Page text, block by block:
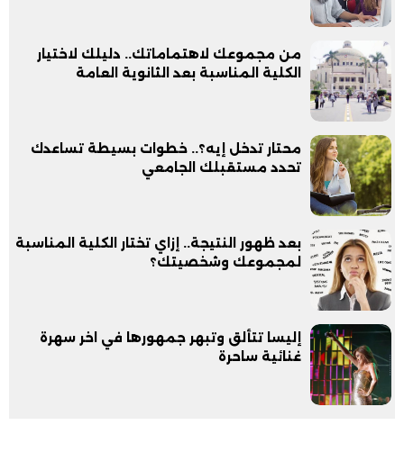
من مجموعك لاهتماماتك.. دليلك لاختيار
الكلية المناسبة بعد الثانوية العامة
محتار تدخل إيه؟.. خطوات بسيطة تساعدك
تحدد مستقبلك الجامعي
بعد ظهور النتيجة.. إزاي تختار الكلية المناسبة
لمجموعك وشخصيتك؟
إليسا تتألق وتبهر جمهورها في اخر سهرة
غنائية ساحرة